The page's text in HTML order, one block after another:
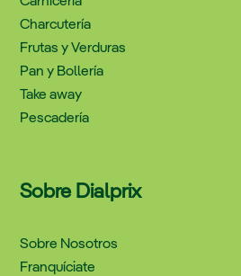
Charcutería
Frutas y Verduras
Pan y Bollería
Take away
Pescadería
Sobre Dialprix
Sobre Nosotros
Franquíciate